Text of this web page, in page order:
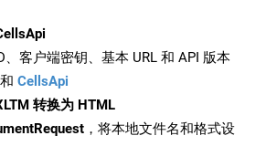
客户端密钥、基本 URL 和 API 版本
和 CellsApi
转换为 HTML
，将本地文件名和格式设